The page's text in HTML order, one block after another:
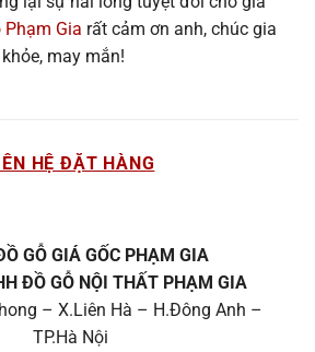
Phạm Gia rất cảm ơn anh, chúc gia
may mắn!
HỆ ĐẶT HÀNG
GỖ GIÁ GỐC PHẠM GIA
ĐỒ GỖ NỘI THẤT PHẠM GIA
– X.Liên Hà – H.Đông Anh –
TP.Hà Nội